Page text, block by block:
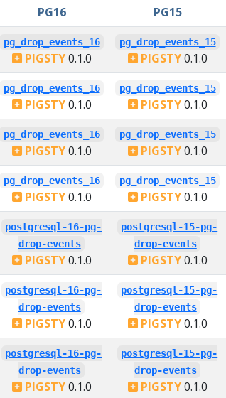
PG16 PG15
pg_drop_events_16
PIGSTY0.1.0
pg_drop_events_15
PIGSTY0.1.0
pg_drop_events_16
PIGSTY0.1.0
pg_drop_events_15
PIGSTY0.1.0
pg_drop_events_16
PIGSTY0.1.0
pg_drop_events_15
PIGSTY0.1.0
pg_drop_events_16
PIGSTY0.1.0
pg_drop_events_15
PIGSTY0.1.0
postgresql-16-pg-
drop-events
PIGSTY0.1.0
postgresql-15-pg-
drop-events
PIGSTY0.1.0
postgresql-16-pg-
drop-events
PIGSTY0.1.0
postgresql-15-pg-
drop-events
PIGSTY0.1.0
postgresql-16-pg-
drop-events
PIGSTY0.1.0
postgresql-15-pg-
drop-events
PIGSTY0.1.0